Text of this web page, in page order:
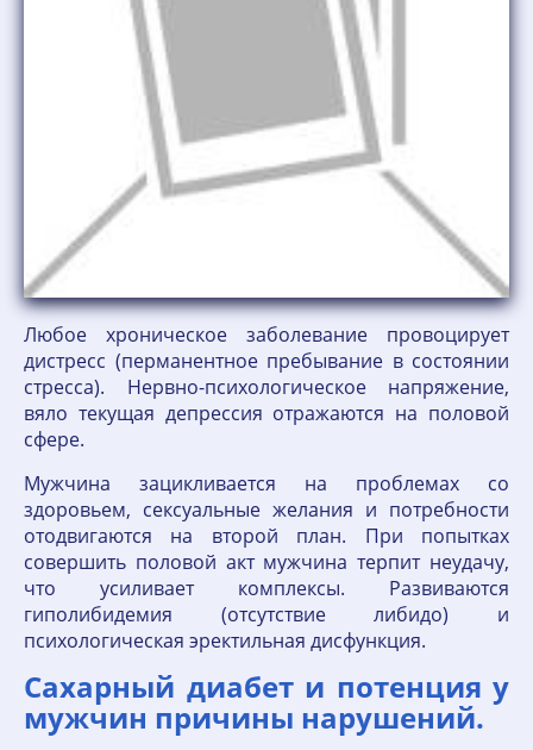
Любое хроническое заболевание провоцирует
дистресс (перманентное пребывание в состоянии
стресса). Нервно-психологическое напряжение,
вяло текущая депрессия отражаются на половой
сфере.
Мужчина зацикливается на проблемах со
здоровьем, сексуальные желания и потребности
отодвигаются на второй план. При попытках
совершить половой акт мужчина терпит неудачу,
что усиливает комплексы. Развиваются
гиполибидемия (отсутствие либидо) и
психологическая эректильная дисфункция.
Сахарный диабет и потенция у
мужчин причины нарушений.